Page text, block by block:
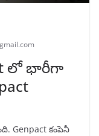
లో భారీగా
Genpact కంపెనీ